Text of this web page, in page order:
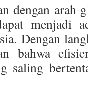
dengan arah
menjadi
Dengan
bahwa
saling